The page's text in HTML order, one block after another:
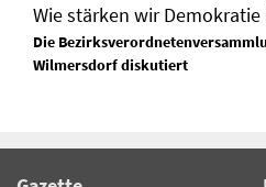
Wie stärken wir Demokratie
Die
Wilmersdorf diskutiert